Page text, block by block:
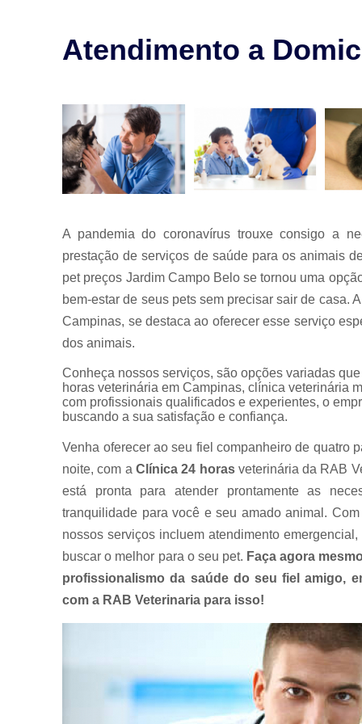
animais
Limpeza de
tártaro
Odontologia
para animais
de estimação
Odontologia
Ozonioterapia
animal
Atendimento a
A pandemia do coronavírus trouxe consigo a
prestação de serviços de saúde para os animais
pet preços Jardim Campo Belo se tornou uma
bem-estar de seus pets sem precisar sair de casa.
Campinas, se destaca ao oferecer esse serviço
dos animais.
Conheça nossos serviços, são opções variadas
horas veterinária em Campinas, clínica veterinária
com profissionais qualificados e experientes, o
buscando a sua satisfação e confiança.
Venha oferecer ao seu fiel companheiro de quatro
noite, com a Clínica 24 horasveterinária da RAB
está pronta para atender prontamente as
tranquilidade para você e seu amado animal.
nossos serviços incluem atendimento
buscar o melhor para o seu pet. Faça agora
profissionalismo da saúde do seu fiel amigo,
com a RAB Veterinaria para isso!